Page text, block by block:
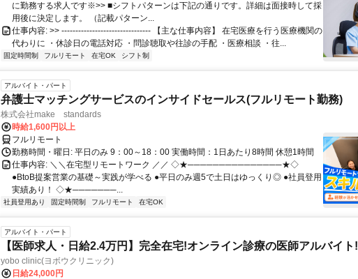
に勤務する求人です※>> ■シフトパターンは下記の通りです。詳細は面接時して採
用後に決定します。 （記載パターン...
仕事内容: >> -------------------------------- 【主な仕事内容】 在宅医療を行う医療機関の
代わりに ・休診日の電話対応 ・問診聴取や往診の手配 ・医療相談 ・往...
固定時間制 フルリモート 在宅OK シフト制
アルバイト・パート
弁護士マッチングサービスのインサイドセールス(フルリモート勤務)
株式会社make standards
時給1,600円以上
フルリモート
勤務時間・曜日: 平日のみ 9：00～18：00 実働時間：1日あたり8時間 休憩1時間
仕事内容: ＼＼在宅型リモートワーク ／／ ◇★───────────────★◇
●BtoB提案営業の基礎～実践が学べる ●平日のみ週5で土日はゆっくり◎ ●社員登用
実績あり！ ◇★───────...
社員登用あり 固定時間制 フルリモート 在宅OK
アルバイト・パート
【医師求人・日給2.4万円】完全在宅!オンライン診療の医師アルバイト!
yobo clinic(ヨボウクリニック)
日給24,000円